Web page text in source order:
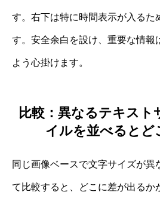
す。右下は特に時間表示が入るた
す。安全余白を設け、重要な情報
よう心掛けます。
比較：異なるテキスト
イルを並べるとど
同じ画像ベースで文字サイズが異
て比較すると、どこに差が出るか